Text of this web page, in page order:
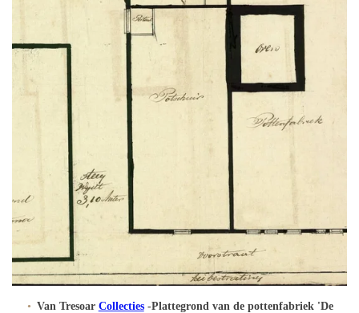
Van Tresoar Collecties-Plattegrond van de pottenfabriek 'De